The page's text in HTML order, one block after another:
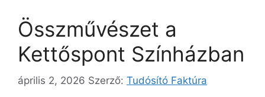
Összművészet a
Kettőspont Színházban
április 2, 2026 Szerző: Tudósító Faktúra